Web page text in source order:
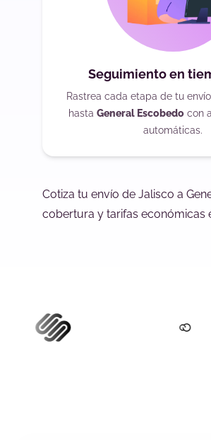
Seguimiento en
Rastrea cada etapa de tu
hasta General Escobedocon
automáticas.
Cotiza tu envío de Jalisco a
cobertura y tarifas económicas